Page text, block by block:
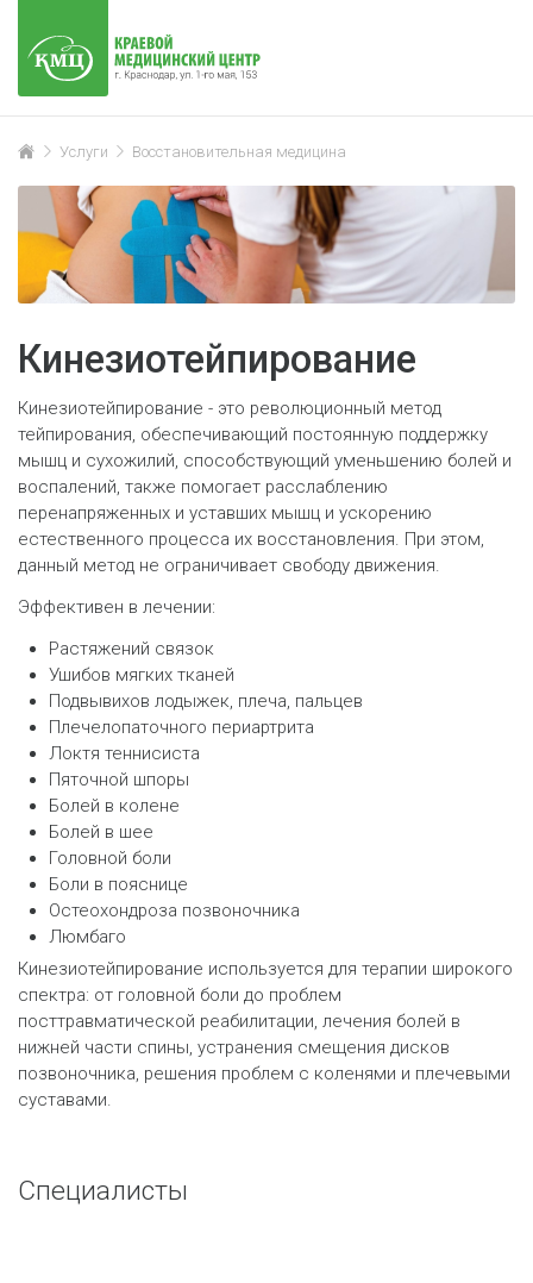
Услуги Восстановительная медицина
Кинезиотейпирование
Кинезиотейпирование - это революционный метод
тейпирования, обеспечивающий постоянную поддержку
мышц и сухожилий, способствующий уменьшению болей и
воспалений, также помогает расслаблению
перенапряженных и уставших мышц и ускорению
естественного процесса их восстановления. При этом,
данный метод не ограничивает свободу движения.
Эффективен в лечении:
Растяжений связок
Ушибов мягких тканей
Подвывихов лодыжек, плеча, пальцев
Плечелопаточного периартрита
Локтя теннисиста
Пяточной шпоры
Болей в колене
Болей в шее
Головной боли
Боли в пояснице
Остеохондроза позвоночника
Люмбаго
Кинезиотейпирование используется для терапии широкого
спектра: от головной боли до проблем
посттравматической реабилитации, лечения болей в
нижней части спины, устранения смещения дисков
позвоночника, решения проблем с коленями и плечевыми
суставами.
Специалисты